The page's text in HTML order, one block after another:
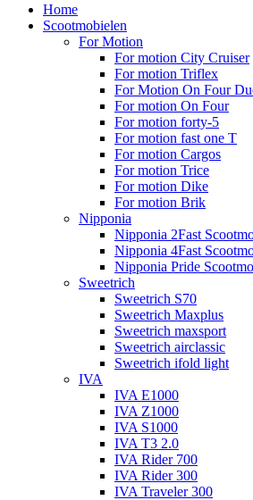
Home
Scootmobielen
For Motion
For motion City Cruiser
For motion Triflex
For Motion On Four
For motion On Four
For motion forty-5
For motion fast one T
For motion Cargos
For motion Trice
For motion Dike
For motion Brik
Nipponia
Nipponia 2Fast
Nipponia 4Fast
Nipponia Pride
Sweetrich
Sweetrich S70
Sweetrich Maxplus
Sweetrich maxsport
Sweetrich airclassic
Sweetrich ifold light
IVA
IVA E1000
IVA Z1000
IVA S1000
IVA T3 2.0
IVA Rider 700
IVA Rider 300
IVA Traveler 300